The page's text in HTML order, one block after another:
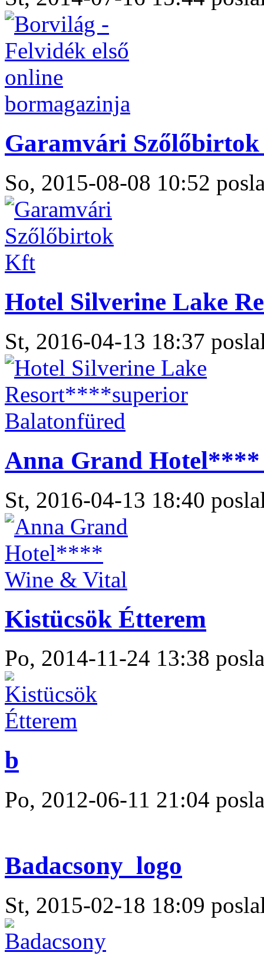
Garamvári
So, 2015-08-08 10:52
Hotel Silverine Lake
St, 2016-04-13 18:37
Anna Grand
St, 2016-04-13 18:40
Kistücsök Étterem
Po, 2014-11-24 13:38
b
Po, 2012-06-11 21:04
Badacsony_logo
St, 2015-02-18 18:09